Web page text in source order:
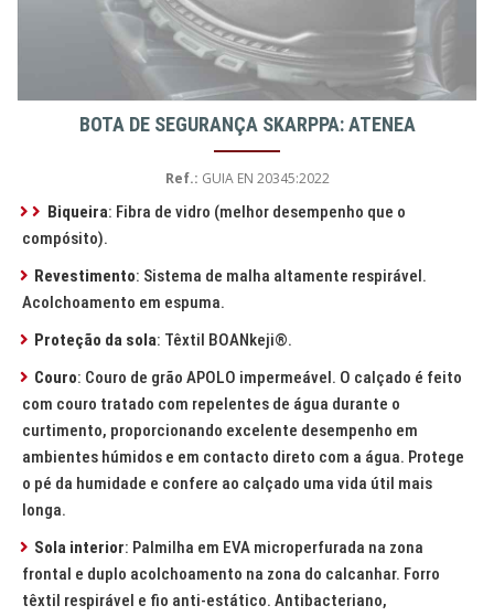
BOTA DE SEGURANÇA SKARPPA: ATENEA
Ref.: GUIA EN 20345:2022
Biqueira: Fibra de vidro (melhor desempenho que o
compósito).
Revestimento: Sistema de malha altamente respirável.
Acolchoamento em espuma.
Proteção da sola: Têxtil BOANkeji®.
Couro: Couro de grão APOLO impermeável. O calçado é feito
com couro tratado com repelentes de água durante o
curtimento, proporcionando excelente desempenho em
ambientes húmidos e em contacto direto com a água. Protege
o pé da humidade e confere ao calçado uma vida útil mais
longa.
Sola interior: Palmilha em EVA microperfurada na zona
frontal e duplo acolchoamento na zona do calcanhar. Forro
têxtil respirável e fio anti-estático. Antibacteriano,